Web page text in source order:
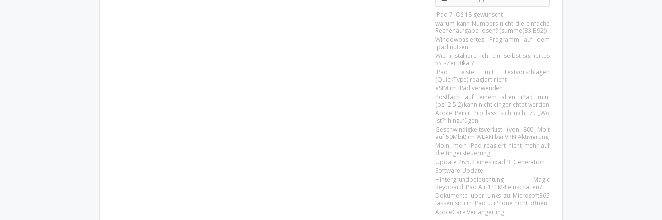
iPad 7 iOS 18 gewünscht
warum kann Numbers nicht die einfache
Rechenaufgabe lösen? (summe(B3:B92))
Windowbasiertes Programm auf dem
Ipad nutzen
Wie installiere ich ein selbst-signiertes
SSL-Zertifikat?
iPad Leiste mit Textvorschlägen
(QuickType) reagiert nicht
eSIM im iPad verwenden
Postfach auf einem alten iPad mini
(os12.5.2) kann nicht eingerichtet werden
Apple Pencil Pro lässt sich nicht zu „Wo
ist?“ hinzufügen
Geschwindigkeitsverlust (von 800 Mbit
auf 50Mbit) im WLAN bei VPN Aktivierung
Moin, mein iPad reagiert nicht mehr auf
die fingersteuerung
Update 26.5.2 eines ipad 3. Generation
Software-Update
Hintergrundbeleuchtung Magic
Keyboard iPad Air 11’’ M4 einschalten?
Dokumente über Links zu Microsoft365
lassen sich in iPad u. iPhone nicht öffnen
AppleCare Verlängerung